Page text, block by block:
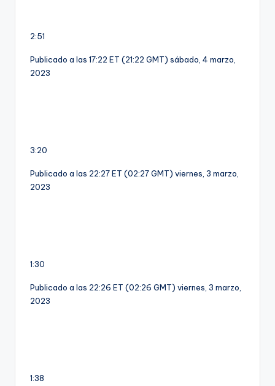
2:51
Publicado a las 17:22 ET (21:22 GMT) sábado, 4 marzo,
2023
3:20
Publicado a las 22:27 ET (02:27 GMT) viernes, 3 marzo,
2023
1:30
Publicado a las 22:26 ET (02:26 GMT) viernes, 3 marzo,
2023
1:38